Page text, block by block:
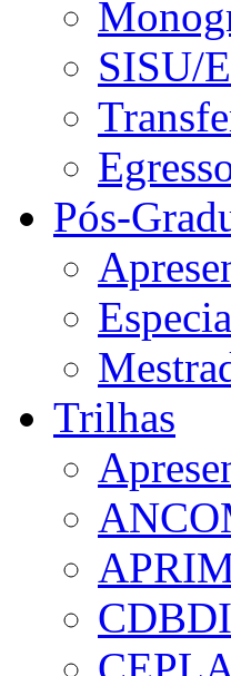
SISU/
Pós-
Trilhas